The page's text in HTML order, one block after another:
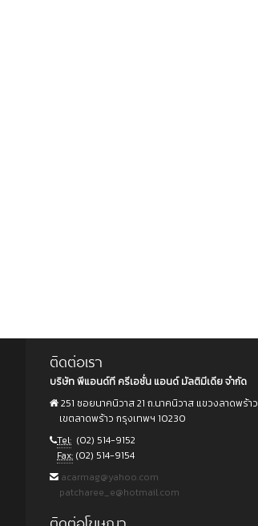
ติดต่อเรา
บริษัท พีแอนด์ที ครีเอชั่น แอนด์ มัลติมีเดีย จำกัด
251 ซอยนาคนิวาส 21 ถ.นาคนิวาส แขวงลาดพร้าว
เขตลาดพร้าว กรุงเทพฯ 10230
Tel: (02) 514-9152
Fax: (02) 514-9154
acarmag@yahoo.com
patcharee_e@hotmail.com
ติดต่อโฆษณา